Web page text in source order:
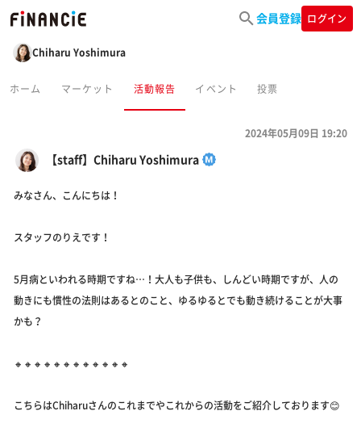
会員登録 ログイン
Chiharu Yoshimura
ホーム マーケット 活動報告 イベント 投票
【staff】Chiharu Yoshimura
2024年05月09日 19:20
みなさん、こんにちは！
スタッフのりえです！
5月病といわれる時期ですね…！大人も子供も、しんどい時期ですが、人の
動きにも慣性の法則はあるとのこと、ゆるゆるとでも動き続けることが大事
かも？
🔸🔸🔸🔸🔸🔸🔸🔸🔸🔸🔸🔸
こちらはChiharuさんのこれまでやこれからの活動をご紹介しております😊